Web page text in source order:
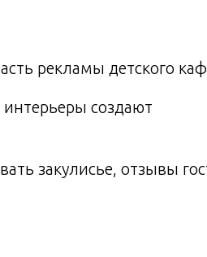
рекламы детского
создают
закулисье, отзывы